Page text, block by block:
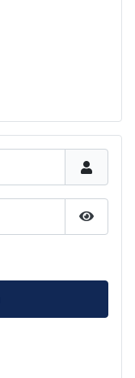
Näytä